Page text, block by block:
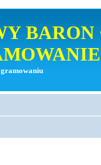
BARON